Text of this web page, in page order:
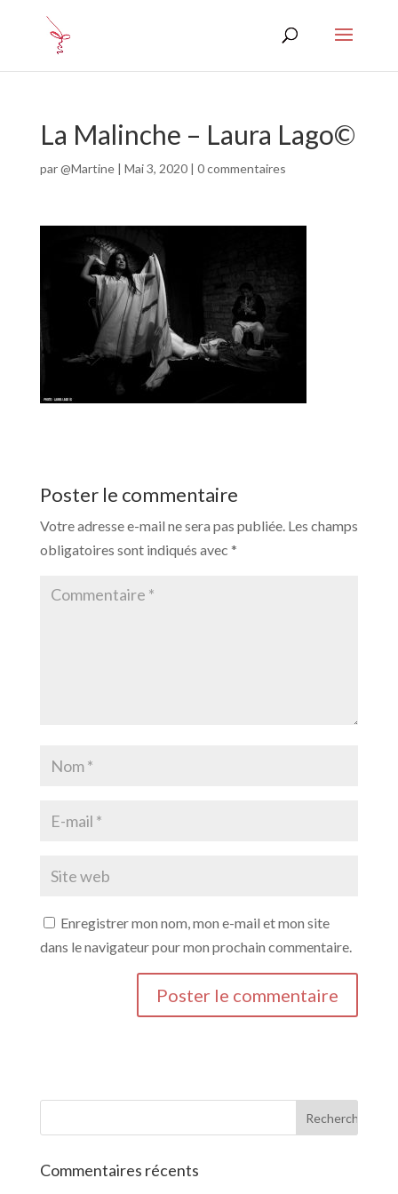
La Malinche – Laura Lago©
par@Martine| Mai 3, 2020| 0 commentaires
Poster le commentaire
Votre adresse e-mail ne sera pas publiée. Les champs
obligatoires sont indiqués avec *
Enregistrer mon nom, mon e-mail et mon site
dans le navigateur pour mon prochain commentaire.
Commentaires récents